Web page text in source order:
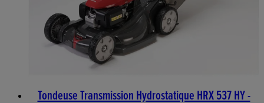
Tondeuse Transmission Hydrostatique HRX 537 HY -